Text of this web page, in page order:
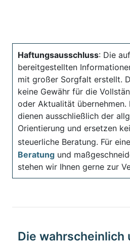
Haftungsausschluss: Die
bereitgestellten
mit großer Sorgfalt erstellt.
keine Gewähr für die
oder Aktualität übernehmen.
dienen ausschließlich der
Orientierung und ersetzen
steuerliche Beratung. Für
Beratung und
stehen wir Ihnen gerne zur
Die wahrscheinlich